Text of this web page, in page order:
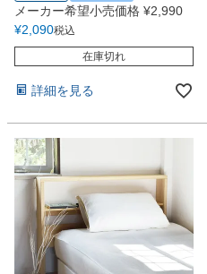
メーカー希望小売価格 ¥2,990
¥2,090税込
在庫切れ
詳細を見る